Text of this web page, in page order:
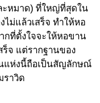
ะหมาด) ที่ใหญ่ที่สุดใน
ม่แล้วเสร็จ ทำให้หอ
กที่ตั้งใจจะให้หอขาน
ร็จ แต่รากฐานของ
แห่งนี้ถือเป็นสัญลักษณ์
ราวิด